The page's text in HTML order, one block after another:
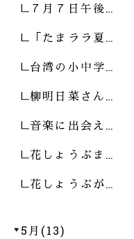
７月７日午後…
「たまララ夏…
台湾の小中学…
柳明日菜さん…
音楽に出会え…
花しょうぶま…
花しょうぶが…
5月(13)